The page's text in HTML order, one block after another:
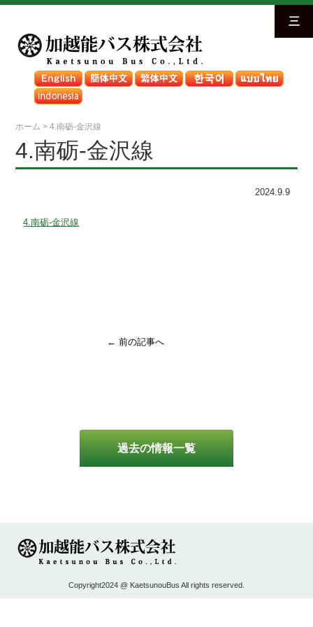
三
ホーム >4.南砺-金沢線
過去の情報一覧
4.南砺-金沢線
2024.9.9
4.南砺-金沢線
← 前の記事へ
Copyright2024 @ KaetsunouBus All rights reserved.